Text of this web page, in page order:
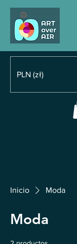
PLN (zł)
Inicio Moda
Moda